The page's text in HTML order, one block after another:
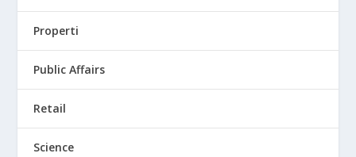
Properti
Public Affairs
Retail
Science